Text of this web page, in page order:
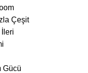
Çeşit
Gücü